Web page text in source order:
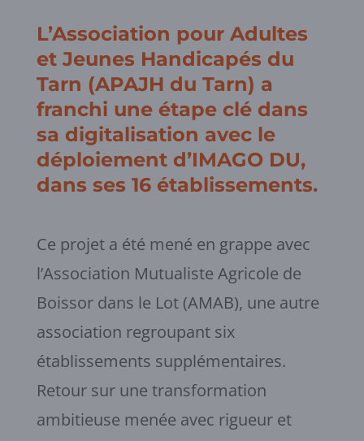
L’Association pour Adultes
et Jeunes Handicapés du
Tarn (APAJH du Tarn) a
franchi une étape clé dans
sa digitalisation avec le
déploiement d’IMAGO DU,
dans ses 16 établissements.
Ce projet a été mené en grappe avec
l’Association Mutualiste Agricole de
Boissor dans le Lot (AMAB), une autre
association regroupant six
établissements supplémentaires.
Retour sur une transformation
ambitieuse menée avec rigueur et